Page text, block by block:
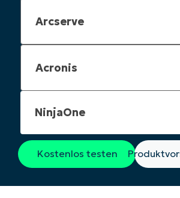
NinjaOne
Kostenlos testen